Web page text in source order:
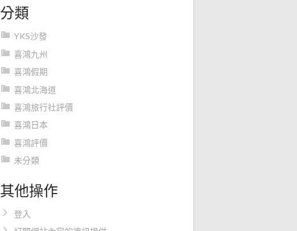
分類
YKS沙發
喜鴻九州
喜鴻假期
喜鴻北海道
喜鴻旅行社評價
喜鴻日本
喜鴻評價
未分類
其他操作
登入